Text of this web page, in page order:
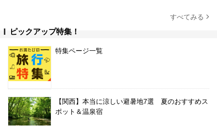
すべてみる
ピックアップ特集！
特集ページ一覧
【関西】本当に涼しい避暑地7選 夏のおすすめス
ポット＆温泉宿